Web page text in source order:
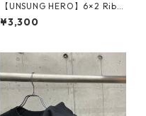
【UNSUNG HERO】6×2 Rib S
ocks Embroidered Logo_BLA
CK
¥3,300